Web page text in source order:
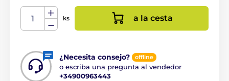
ks a la cesta
¿Necesita consejo? offline
o escriba una pregunta al vendedor
+34900963443